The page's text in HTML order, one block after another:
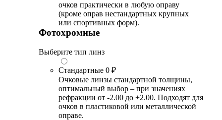
очков практически в любую оправу
(кроме оправ нестандартных крупных
или спортивных форм).
Фотохромные
Выберите тип линз
Стандартные 0 ₽
Очковые линзы стандартной толщины,
оптимальный выбор – при значениях
рефракции от -2.00 до +2.00. Подходят для
очков в пластиковой или металлической
оправе.